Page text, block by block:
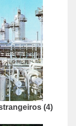
(4)